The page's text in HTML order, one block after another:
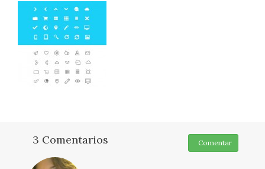
3 Comentarios Comentar